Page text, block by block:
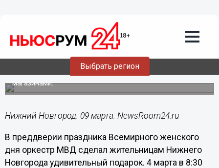
Выбрать регион
Жительницы Нижнего Новгорода
получили необычный подарок от
оркестра МВД
Не менее интересны и акции, подготовленные интернет-
магазинами.
Нижний Новгород. 09 марта. NewsRoom24.ru -
В преддверии праздника Всемирного женского
дня оркестр МВД сделал жительницам Нижнего
Новгорода удивительный подарок. 4 марта в 8:30